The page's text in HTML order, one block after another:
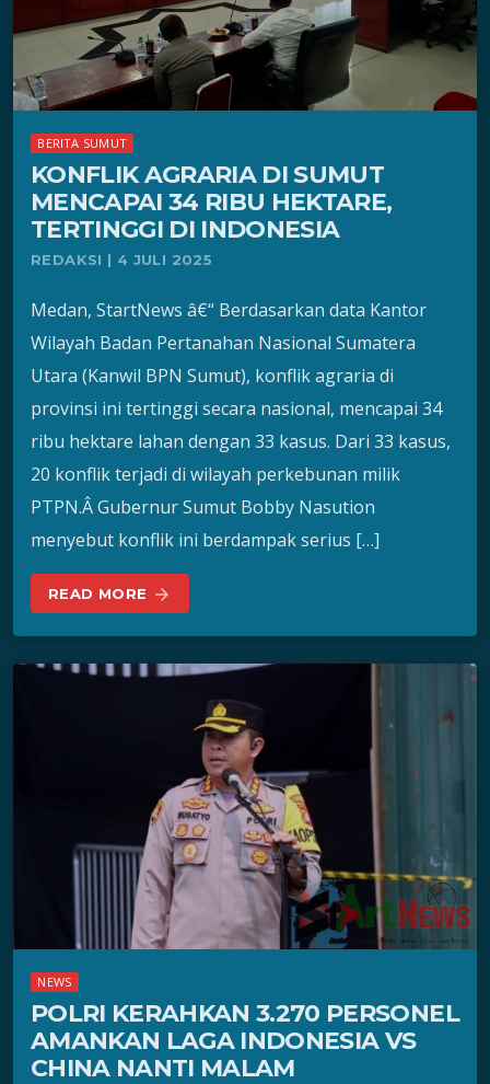
BERITA SUMUT
KONFLIK AGRARIA DI SUMUT
MENCAPAI 34 RIBU HEKTARE,
TERTINGGI DI INDONESIA
REDAKSI | 4 JULI 2025
Medan, StartNews â€“ Berdasarkan data Kantor
Wilayah Badan Pertanahan Nasional Sumatera
Utara (Kanwil BPN Sumut), konflik agraria di
provinsi ini tertinggi secara nasional, mencapai 34
ribu hektare lahan dengan 33 kasus. Dari 33 kasus,
20 konflik terjadi di wilayah perkebunan milik
PTPN.Â Gubernur Sumut Bobby Nasution
menyebut konflik ini berdampak serius […]
READ MORE arrow_forward
NEWS
POLRI KERAHKAN 3.270 PERSONEL
AMANKAN LAGA INDONESIA VS
CHINA NANTI MALAM